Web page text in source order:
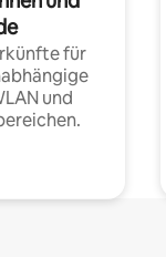
für
und